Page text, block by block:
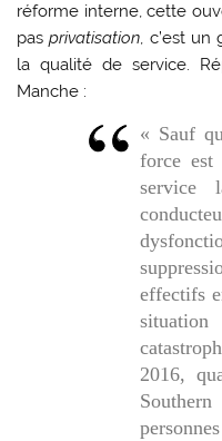
réforme interne, cette
pasprivatisation, c’est un
la qualité de service.
Manche :
« Sauf
force est
service
effectifs
2016,